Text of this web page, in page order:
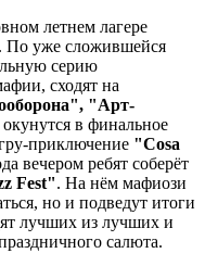
летнем лагере
По уже сложившейся
серию
сходят на
"Арт-
в финальное
приключение "Cosa
вечером ребят соберёт
Fest". На нём мафиози
но и подведут итоги
лучших из лучших и
салюта.